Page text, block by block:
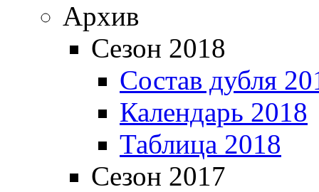
Архив
Сезон 2018
Состав дубля
Календарь 2018
Таблица 2018
Сезон 2017